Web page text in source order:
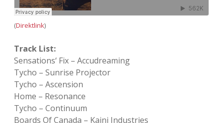
(Direktlink)
Track List:
Sensations‘ Fix – Accudreaming
Tycho – Sunrise Projector
Tycho – Ascension
Home – Resonance
Tycho – Continuum
Boards Of Canada – Kaini Industries